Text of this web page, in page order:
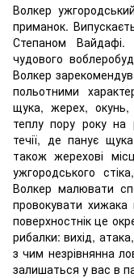
Волкер
приманок.
Степаном
чудового
Волкер
польотними
щука, жерех,
теплу пору року на
течії, де панує
також жерехові
ужгородського
Волкер малювати
провокувати
поверхностнік це
рибалки: вихід,
з чим незрівнянна
залишаться у вас в